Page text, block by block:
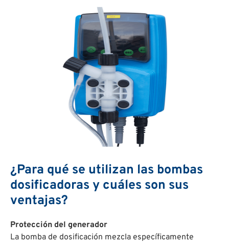
¿Para qué se utilizan las bombas
dosificadoras y cuáles son sus
ventajas?
Protección del generador
La bomba de dosificación mezcla específicamente